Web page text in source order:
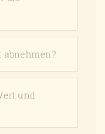
und